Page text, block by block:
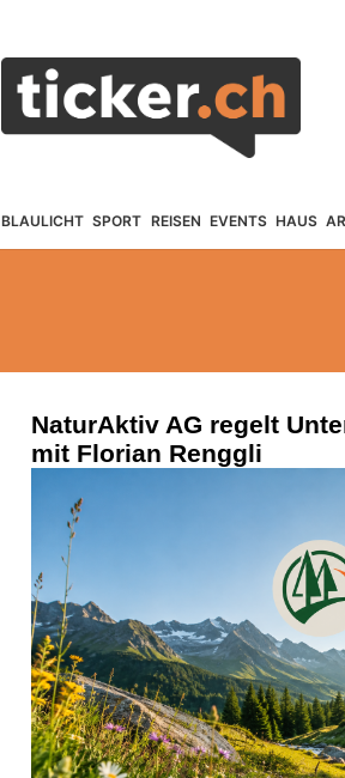
BLAULICHT SPORT REISEN EVENTS HAUS
NaturAktiv AG regelt
mit Florian Renggli